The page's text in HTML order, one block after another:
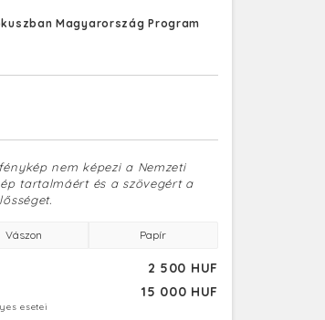
Magyarország Program
nem képezi a Nemzeti
tartalmáért és a szövegért a
Vászon Papír
2 500 HUF
15 000 HUF
esetei